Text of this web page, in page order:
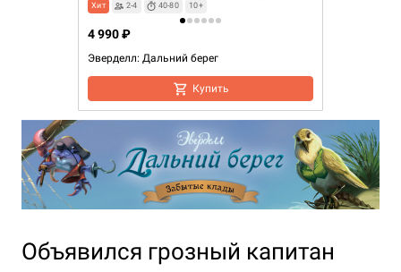
Хит 2-4 40-80 10+
Эверделл: Дальний берег
4 990 ₽
Купить
Объявился грозный капитан